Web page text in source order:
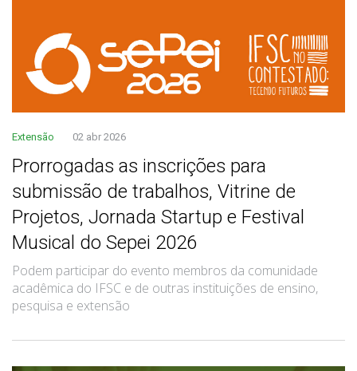
Extensão 02 abr 2026
Prorrogadas as inscrições para
submissão de trabalhos, Vitrine de
Projetos, Jornada Startup e Festival
Musical do Sepei 2026
Podem participar do evento membros da comunidade
acadêmica do IFSC e de outras instituições de ensino,
pesquisa e extensão